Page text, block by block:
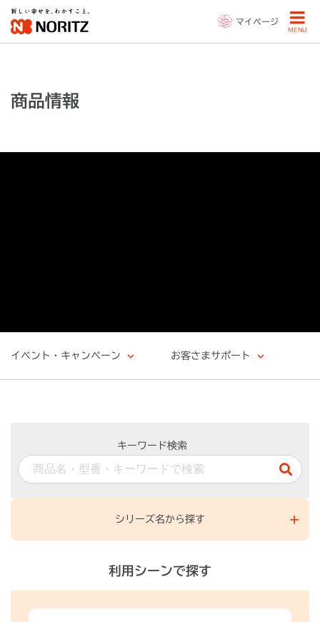
マイページ
MENU
商品情報
イベント・キャンペーン お客さまサポート
キーワード検索
シリーズ名から探す
利用シーンで探す